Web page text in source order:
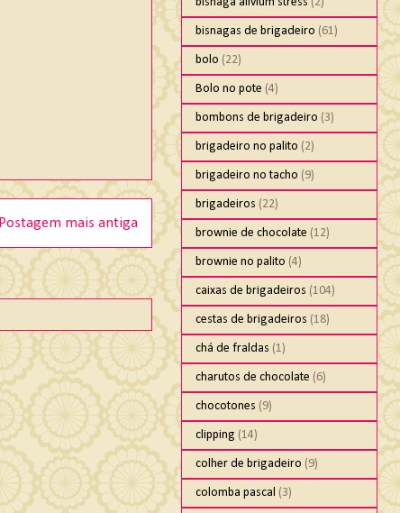
Postagem mais antiga
bisnagas de brigadeiro (61)
bolo (22)
Bolo no pote (4)
bombons de brigadeiro (3)
brigadeiro no palito (2)
brigadeiro no tacho (9)
brigadeiros (22)
brownie de chocolate (12)
brownie no palito (4)
caixas de brigadeiros (104)
cestas de brigadeiros (18)
chá de fraldas (1)
charutos de chocolate (6)
chocotones (9)
clipping (14)
colher de brigadeiro (9)
colomba pascal (3)